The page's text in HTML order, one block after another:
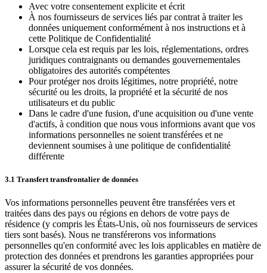
Avec votre consentement explicite et écrit
À nos fournisseurs de services liés par contrat à traiter les
données uniquement conformément à nos instructions et à
cette Politique de Confidentialité
Lorsque cela est requis par les lois, réglementations, ordres
juridiques contraignants ou demandes gouvernementales
obligatoires des autorités compétentes
Pour protéger nos droits légitimes, notre propriété, notre
sécurité ou les droits, la propriété et la sécurité de nos
utilisateurs et du public
Dans le cadre d'une fusion, d'une acquisition ou d'une vente
d'actifs, à condition que nous vous informions avant que vos
informations personnelles ne soient transférées et ne
deviennent soumises à une politique de confidentialité
différente
3.1 Transfert transfrontalier de données
Vos informations personnelles peuvent être transférées vers et
traitées dans des pays ou régions en dehors de votre pays de
résidence (y compris les États-Unis, où nos fournisseurs de services
tiers sont basés). Nous ne transférerons vos informations
personnelles qu'en conformité avec les lois applicables en matière de
protection des données et prendrons les garanties appropriées pour
assurer la sécurité de vos données.